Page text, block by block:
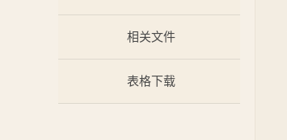
相关文件
表格下载